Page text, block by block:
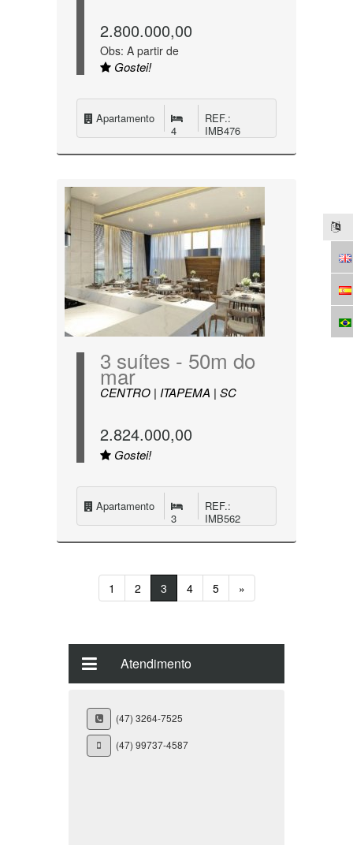
2.800.000,00
Obs: A partir de
Gostei!
Apartamento
4
REF.:
IMB476
3 suítes - 50m do
mar
CENTRO | ITAPEMA | SC
2.824.000,00
Gostei!
Apartamento
3
REF.:
IMB562
1 2 3 4 5 »
Atendimento
(47) 3264-7525
(47) 99737-4587